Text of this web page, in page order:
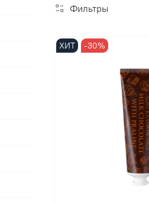
Фильтры
ХИТ -30%
В